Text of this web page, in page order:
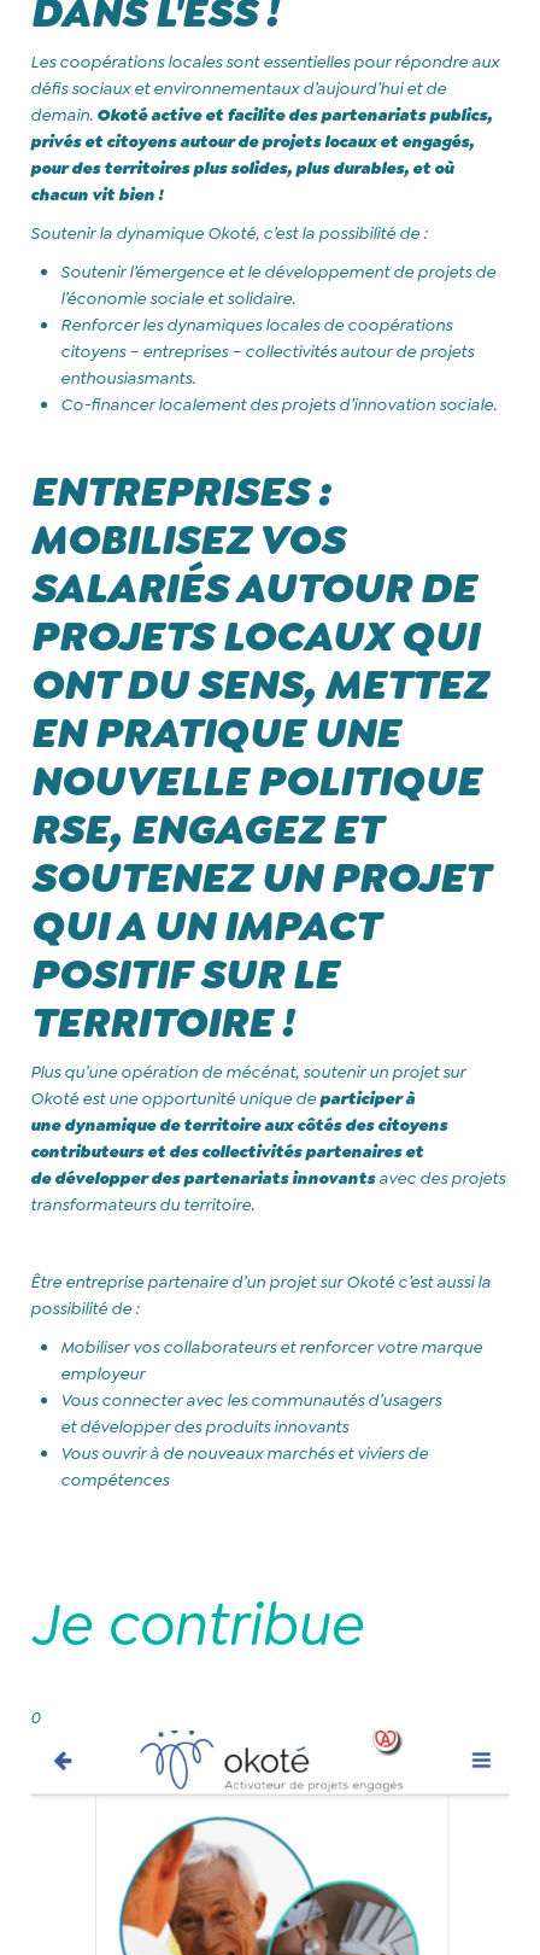
DANS L'ESS !
Les coopérations locales sont essentielles pour répondre aux
défis sociaux et environnementaux d’aujourd’hui et de
demain. Okoté active et facilite des partenariats publics,
privés et citoyens autour de projets locaux et engagés,
pour des territoires plus solides, plus durables, et où
chacun vit bien !
Soutenir la dynamique Okoté, c’est la possibilité de :
Soutenir l’émergence et le développement de projets de
l’économie sociale et solidaire.
Renforcer les dynamiques locales de coopérations
citoyens – entreprises – collectivités autour de projets
enthousiasmants.
Co-financer localement des projets d’innovation sociale.
ENTREPRISES :
MOBILISEZ VOS
SALARIÉS AUTOUR DE
PROJETS LOCAUX QUI
ONT DU SENS, METTEZ
EN PRATIQUE UNE
NOUVELLE POLITIQUE
RSE, ENGAGEZ ET
SOUTENEZ UN PROJET
QUI A UN IMPACT
POSITIF SUR LE
TERRITOIRE !
Plus qu’une opération de mécénat, soutenir un projet sur
Okoté est une opportunité unique departiciper à
une dynamique de territoire aux côtés des citoyens
contributeurs et des collectivités partenaires et
de développer des partenariats innovantsavec des projets
transformateurs du territoire.
Être entreprise partenaire d’un projet sur Okoté c’est aussi la
possibilité de :
Mobiliser vos collaborateurs et renforcer votre marque
employeur
Vous connecter avec les communautés d’usagers
et développer des produits innovants
Vous ouvrir à de nouveaux marchés et viviers de
compétences
Je contribue
0